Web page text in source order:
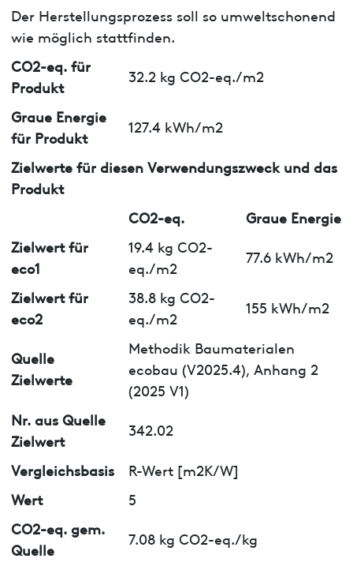
Der Herstellungsprozess soll so umweltschonend
wie möglich stattfinden.
CO2-eq. für
Produkt
32.2 kg CO2-eq./m2
Graue Energie
für Produkt
127.4 kWh/m2
Zielwerte für diesen Verwendungszweck und das
Produkt
CO2-eq.
Graue Energie
Zielwert für
eco1
19.4 kg CO2-
eq./m2
77.6 kWh/m2
Zielwert für
eco2
38.8 kg CO2-
eq./m2
155 kWh/m2
Quelle
Zielwerte
Methodik Baumaterialen
ecobau (V2025.4), Anhang 2
(2025 V1)
Nr. aus Quelle
Zielwert
342.02
Vergleichsbasis
R-Wert [m2K/W]
Wert
5
CO2-eq. gem.
Quelle
7.08 kg CO2-eq./kg